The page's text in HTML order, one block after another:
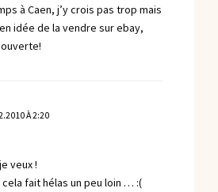
à Caen, j’y crois pas trop mais
idée de la vendre sur ebay,
À 2:20
veux !
fait hélas un peu loin … :(